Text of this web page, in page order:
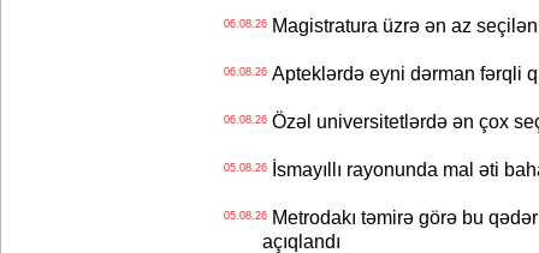
06.08.26Magistratura üzrə ən az
06.08.26Apteklərdə eyni dərman fərqli
06.08.26Özəl universitetlərdə ən çox
05.08.26İsmayıllı rayonunda mal əti
05.08.26Metrodakı təmirə görə bu
açıqlandı